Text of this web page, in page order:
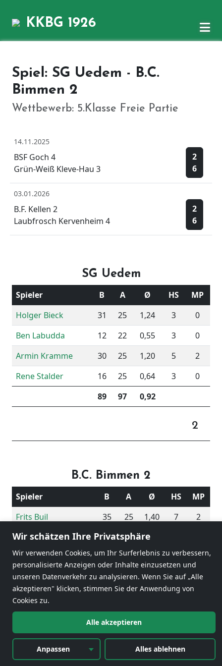
Wir schätzen Ihre Privatsphäre
Wir verwenden Cookies, um Ihr Surferlebnis zu verbessern,
personalisierte Anzeigen oder Inhalte einzusetzen und
unseren Datenverkehr zu analysieren. Wenn Sie auf „Alle
akzeptieren" klicken, stimmen Sie der Anwendung von
Cookies zu.
Anpassen Alles ablehnen
Alle akzeptieren
KKBG 1926
Spiel: SG Uedem - B.C.
Bimmen 2
Wettbewerb: 5.Klasse Freie Partie
14.11.2025
BSF Goch 4
Grün-Weiß Kleve-Hau 3
2
6
03.01.2026
B.F. Kellen 2
Laubfrosch Kervenheim 4
2
6
SG Uedem
Spieler B A Ø HS
MP
Holger Bieck
31 25 1,24 3
0
Ben Labudda
12 22 0,55 3
0
Armin Kramme
30 25 1,20 5
2
Rene Stalder
16 25 0,64 3
0
89
97 0,92
2
B.C. Bimmen 2
Spieler B A Ø HS
MP
Frits Buil
35 25 1,40 7
2
Karl Albrecht
40 22 1,82
Toon Scholten
22 25 0,88 5
0
Rob Schuurmans
33 25 1,32 7
2